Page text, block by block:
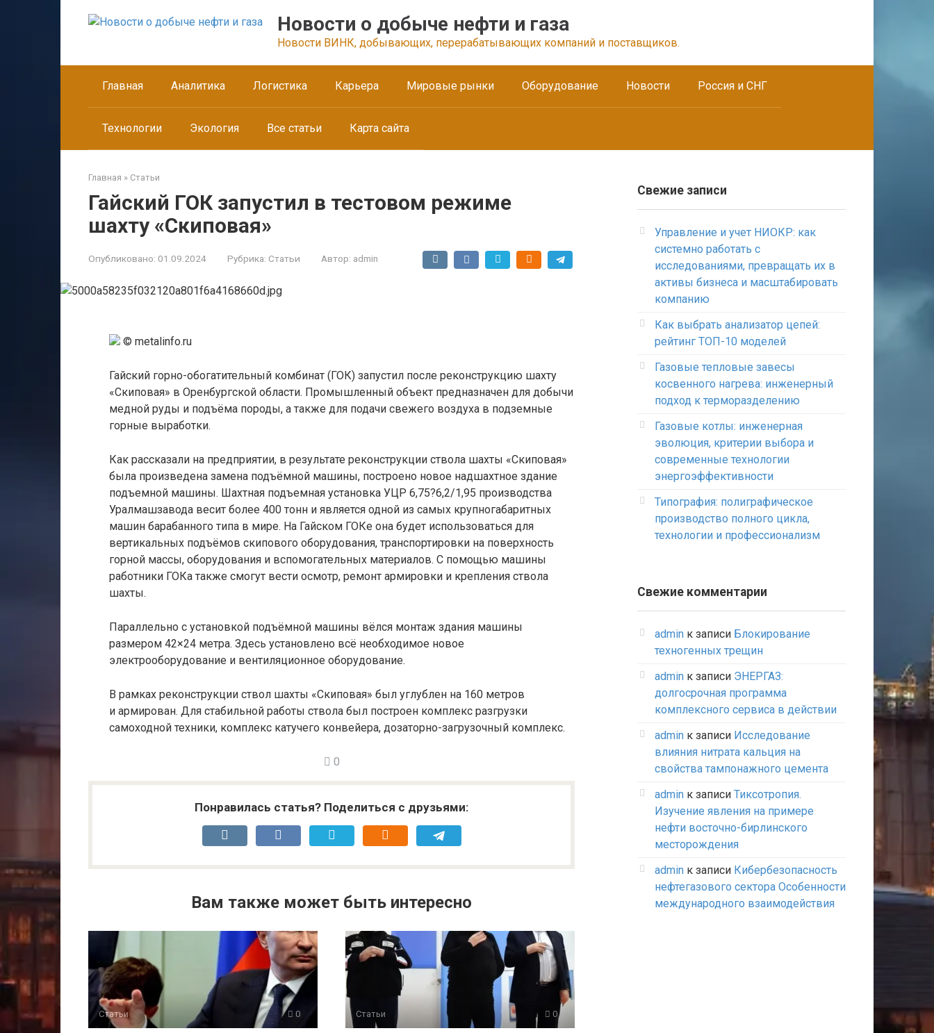
Новости о добыче нефти и газа
Новости ВИНК, добывающих, перерабатывающих компаний и поставщиков.
Главная Аналитика Логистика Карьера Мировые рынки Оборудование Новости Россия и СНГ
Технологии Экология Все статьи Карта сайта
Главная » Статьи
Гайский ГОК запустил в тестовом режиме
шахту «Скиповая»
Опубликовано: 01.09.2024 Рубрика: Статьи Автор: admin
© metalinfo.ru
Гайский горно-обогатительный комбинат (ГОК) запустил после реконструкцию шахту
«Скиповая» в Оренбургской области. Промышленный объект предназначен для добычи
медной руды и подъёма породы, а также для подачи свежего воздуха в подземные
горные выработки.
Как рассказали на предприятии, в результате реконструкции ствола шахты «Скиповая»
была произведена замена подъёмной машины, построено новое надшахтное здание
подъемной машины. Шахтная подъемная установка УЦР 6,75?6,2/1,95 производства
Уралмашзавода весит более 400 тонн и является одной из самых крупногабаритных
машин барабанного типа в мире. На Гайском ГОКе она будет использоваться для
вертикальных подъёмов скипового оборудования, транспортировки на поверхность
горной массы, оборудования и вспомогательных материалов. С помощью машины
работники ГОКа также смогут вести осмотр, ремонт армировки и крепления ствола
шахты.
Параллельно с установкой подъёмной машины вёлся монтаж здания машины
размером 42×24 метра. Здесь установлено всё необходимое новое
электрооборудование и вентиляционное оборудование.
В рамках реконструкции ствол шахты «Скиповая» был углублен на 160 метров
и армирован. Для стабильной работы ствола был построен комплекс разгрузки
самоходной техники, комплекс катучего конвейера, дозаторно-загрузочный комплекс.
0
Понравилась статья? Поделиться с друзьями:
Вам также может быть интересно
Статьи 0 Статьи 0
Свежие записи
Управление и учет НИОКР: как
системно работать с
исследованиями, превращать их в
активы бизнеса и масштабировать
компанию
Как выбрать анализатор цепей:
рейтинг ТОП-10 моделей
Газовые тепловые завесы
косвенного нагрева: инженерный
подход к терморазделению
Газовые котлы: инженерная
эволюция, критерии выбора и
современные технологии
энергоэффективности
Типография: полиграфическое
производство полного цикла,
технологии и профессионализм
Свежие комментарии
admin к записи Блокирование
техногенных трещин
admin к записи ЭНЕРГАЗ:
долгосрочная программа
комплексного сервиса в действии
admin к записи Исследование
влияния нитрата кальция на
свойства тампонажного цемента
admin к записи Тиксотропия.
Изучение явления на примере
нефти восточно-бирлинского
месторождения
admin к записи Кибербезопасность
нефтегазового сектора Особенности
международного взаимодействия